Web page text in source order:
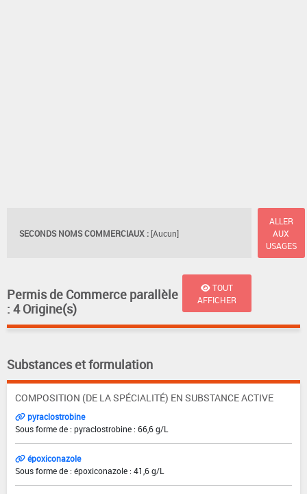
SECONDS NOMS COMMERCIAUX : [Aucun]
ALLER
AUX
USAGES
Permis de Commerce parallèle
: 4 Origine(s)
TOUT
AFFICHER
Substances et formulation
COMPOSITION (DE LA SPÉCIALITÉ) EN SUBSTANCE ACTIVE
pyraclostrobine
Sous forme de : pyraclostrobine : 66,6 g/L
époxiconazole
Sous forme de : époxiconazole : 41,6 g/L